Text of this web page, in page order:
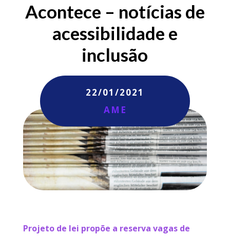
Acontece – notícias de
acessibilidade e
inclusão
22/01/2021
AME
Projeto de lei propõe a reserva vagas de